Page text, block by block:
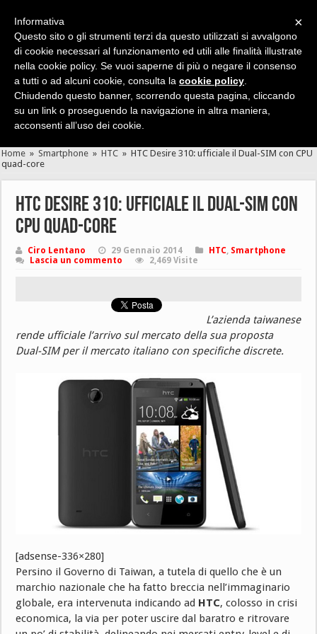
Cerca velocemente news, recensioni, guide, app, giochi ...
Home » Smartphone » HTC » HTC Desire 310: ufficiale il Dual-SIM con CPU
quad-core
HTC Desire 310: ufficiale il Dual-SIM con
CPU quad-core
Ciro Lentano 29 Gennaio 2014 HTC, Smartphone
Lascia un commento
2,469 Visite
L’azienda taiwanese
rende ufficiale l’arrivo sul mercato della sua proposta
Dual-SIM per il mercato italiano con specifiche discrete.
[adsense-336×280]
Persino il Governo di Taiwan, a tutela di quello che è un
marchio nazionale che ha fatto breccia nell’immaginario
globale, era intervenuta indicando ad HTC, colosso in crisi
economica, la via per poter uscire dal baratro e ritrovare
×
Informativa
Questo sito o gli strumenti terzi da questo utilizzati si avvalgono
di cookie necessari al funzionamento ed utili alle finalità illustrate
nella cookie policy. Se vuoi saperne di più o negare il consenso
a tutti o ad alcuni cookie, consulta la cookie policy
Chiudendo questo banner, scorrendo questa pagina, cliccando
su un link o proseguendo la navigazione in altra maniera,
acconsenti all’uso dei cookie.